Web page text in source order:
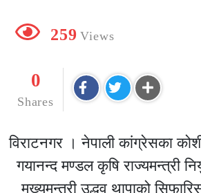
259 Views
0
Shares
विराटनगर । नेपाली कांग्रेसका
गयानन्द मण्डल कृषि राज्यमन्त्री
मुख्यमन्त्री उद्धव थापाको